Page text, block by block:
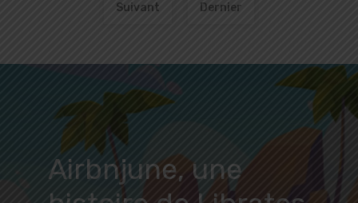
Suivant Dernier
Airbnjune, une